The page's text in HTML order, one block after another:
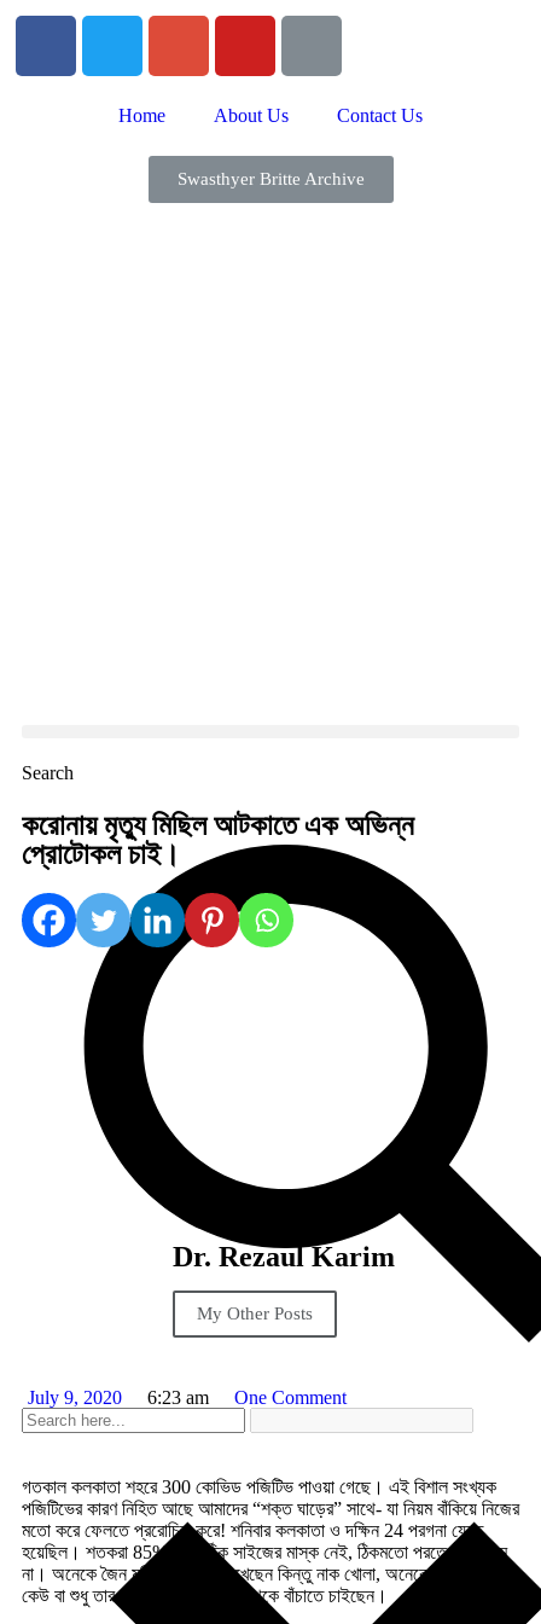
Home About Us Contact Us
Swasthyer Britte Archive
Search
করোনায় মৃত্যু মিছিল আটকাতে এক অভিন্ন
প্রোটোকল চাই।
Dr. Rezaul Karim
My Other Posts
July 9, 2020 6:23 am One Comment
গতকাল কলকাতা শহরে 300 কোভিড পজিটিভ পাওয়া গেছে। এই বিশাল সংখ্যক
পজিটিভের কারণ নিহিত আছে আমাদের “শক্ত ঘাড়ের” সাথে- যা নিয়ম বাঁকিয়ে নিজের
মতো করে ফেলতে প্ররোচিত করে! শনিবার কলকাতা ও দক্ষিন 24 পরগনা যেতে
হয়েছিল। শতকরা 85% মানুষ ঠিক সাইজের মাস্ক নেই, ঠিকমতো পরতেও দেখলাম
না। অনেকে জৈন মুনির মতো মুখ ঢেখেছেন কিন্তু নাক খোলা, অনেকে শুধু থুতনি,
কেউ বা শুধু তার থাইরয়েডকে ভাইরাস থেকে বাঁচাতে চাইছেন।